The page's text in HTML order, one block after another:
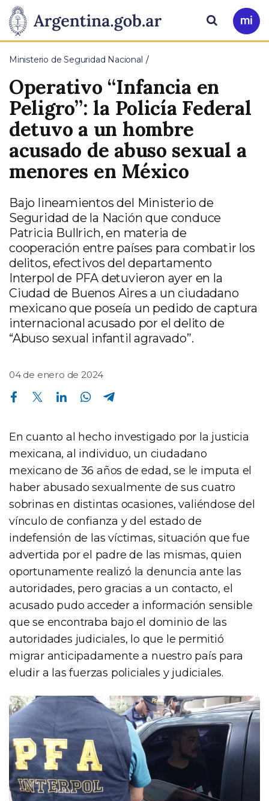
Presidencia
de
la
Nación
Pasar al contenido principal
Ir
a
Buscar
Ministerio de Seguridad Nacional
Operativo “Infancia en
Peligro”: la Policía Federal
detuvo a un hombre
acusado de abuso sexual a
menores en México
Bajo lineamientos del Ministerio de
Seguridad de la Nación que conduce
Patricia Bullrich, en materia de
cooperación entre países para combatir los
delitos, efectivos del departamento
Interpol de PFA detuvieron ayer en la
Ciudad de Buenos Aires a un ciudadano
mexicano que poseía un pedido de captura
internacional acusado por el delito de
“Abuso sexual infantil agravado”.
04 de enero de 2024
Compartir en Facebook Compartir en Twitter Compartir en Linkedin Compartir en Whatsapp
En cuanto al hecho investigado por la justicia
mexicana, al individuo, un ciudadano
mexicano de 36 años de edad, se le imputa el
haber abusado sexualmente de sus cuatro
sobrinas en distintas ocasiones, valiéndose del
vínculo de confianza y del estado de
indefensión de las víctimas, situación que fue
advertida por el padre de las mismas, quien
oportunamente realizó la denuncia ante las
autoridades, pero gracias a un contacto, el
acusado pudo acceder a información sensible
que se encontraba bajo el dominio de las
autoridades judiciales, lo que le permitió
migrar anticipadamente a nuestro país para
eludir a las fuerzas policiales y judiciales.